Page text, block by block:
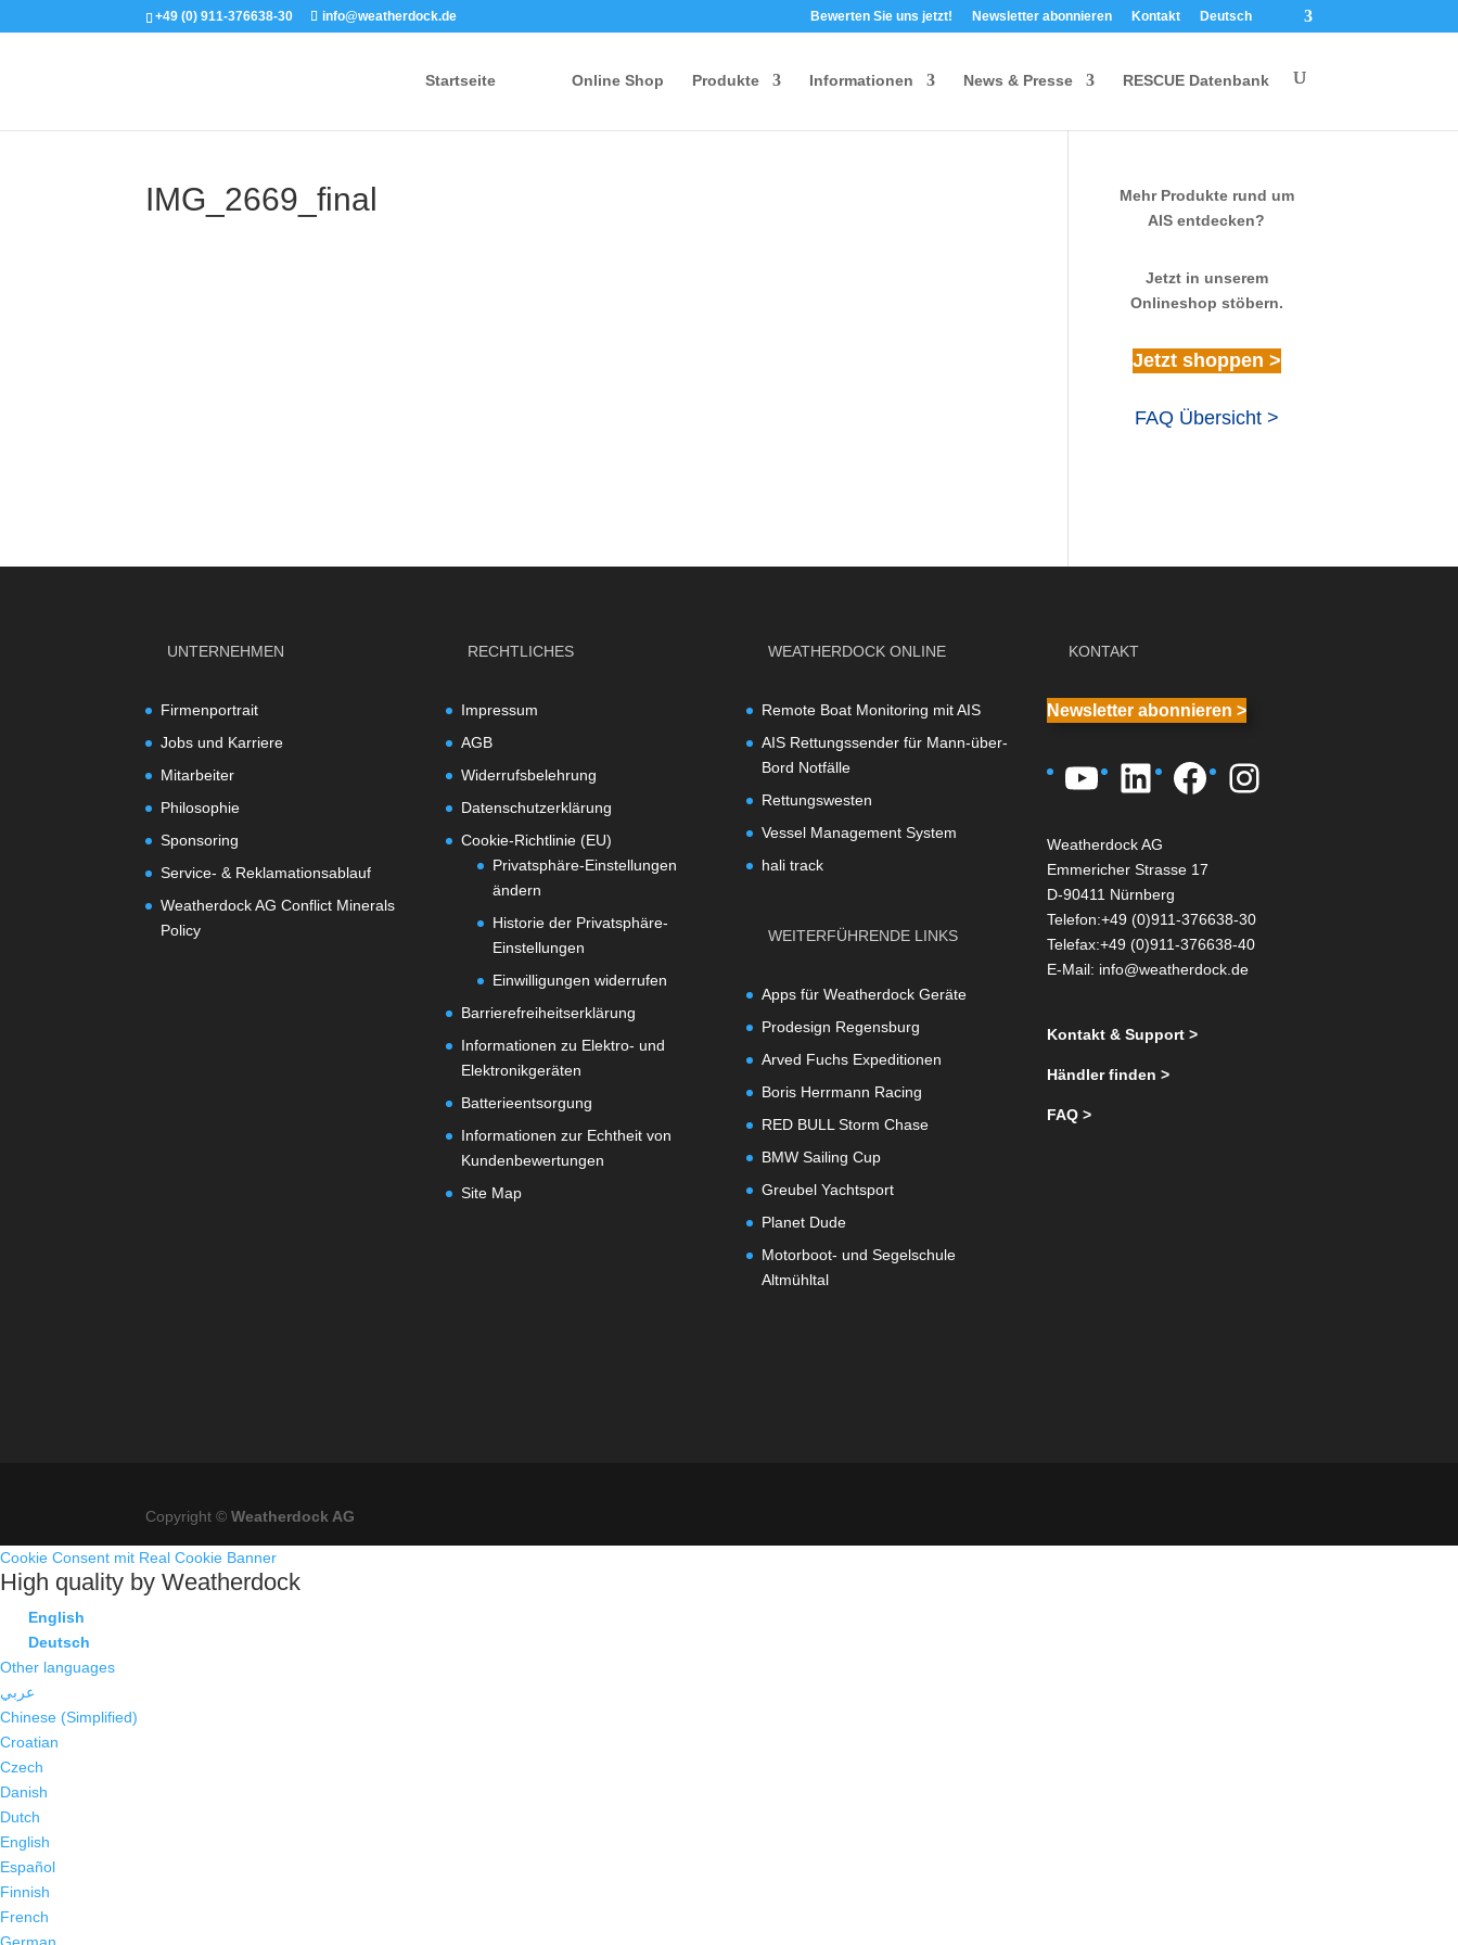
+49 (0) 911-376638-30 info@weatherdock.de Bewerten Sie uns jetzt! Newsletter abonnieren Kontakt Deutsch
Startseite Online Shop Produkte Informationen News & Presse RESCUE Datenbank
IMG_2669_final
Mehr Produkte rund um
AIS entdecken?
Jetzt in unserem
Onlineshop stöbern.
Jetzt shoppen >
FAQ Übersicht >
UNTERNEHMEN
Firmenportrait
Jobs und Karriere
Mitarbeiter
Philosophie
Sponsoring
Service- & Reklamationsablauf
Weatherdock AG Conflict Minerals
Policy
RECHTLICHES
Impressum
AGB
Widerrufsbelehrung
Datenschutzerklärung
Cookie-Richtlinie (EU)
Privatsphäre-Einstellungen
ändern
Historie der Privatsphäre-
Einstellungen
Einwilligungen widerrufen
Barrierefreiheitserklärung
Informationen zu Elektro- und
Elektronikgeräten
Batterieentsorgung
Informationen zur Echtheit von
Kundenbewertungen
Site Map
WEATHERDOCK ONLINE
Remote Boat Monitoring mit AIS
AIS Rettungssender für Mann-über-
Bord Notfälle
Rettungswesten
Vessel Management System
hali track
WEITERFÜHRENDE LINKS
Apps für Weatherdock Geräte
Prodesign Regensburg
Arved Fuchs Expeditionen
Boris Herrmann Racing
RED BULL Storm Chase
BMW Sailing Cup
Greubel Yachtsport
Planet Dude
Motorboot- und Segelschule
Altmühltal
KONTAKT
Newsletter abonnieren >
YouTube
LinkedIn
Facebook
Instagram
Weatherdock AG
Emmericher Strasse 17
D-90411 Nürnberg
Telefon:+49 (0)911-376638-30
Telefax:+49 (0)911-376638-40
E-Mail: info@weatherdock.de
Kontakt & Support >
Händler finden >
FAQ >
Copyright ©Weatherdock AG
Cookie Consent mit Real Cookie Banner
High quality by Weatherdock
English
Deutsch
Other languages
عربي
Chinese (Simplified)
Croatian
Czech
Danish
Dutch
English
Español
Finnish
French